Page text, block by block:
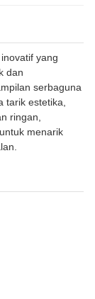
yang
dan
serbaguna
tarik estetika,
ringan,
menarik